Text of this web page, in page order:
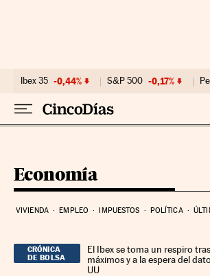
Ibex 35 -0,44% S&P 500 -0,17%
Economía
VIVIENDA EMPLEO IMPUESTOS POLÍTICA
CRÓNICA
DE BOLSA
El Ibex se toma un respiro
máximos y a la espera del
UU